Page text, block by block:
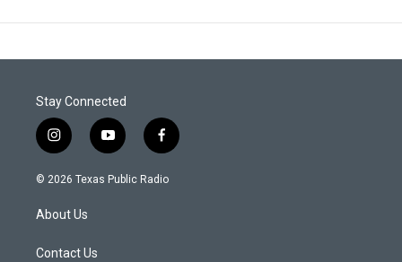
Stay Connected
i
n
s
g
a
y
o
u
f
a
c
© 2026 Texas Public Radio
About Us
Contact Us